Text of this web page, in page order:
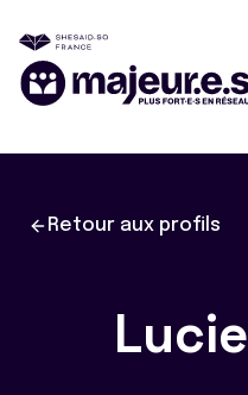
Retour aux profils
Lucie